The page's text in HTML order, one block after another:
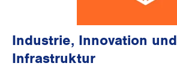
Industrie, Innovation und
Infrastruktur